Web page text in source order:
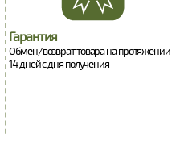
Гарантия
Обмен/возврат товара на протяжении
14 дней с дня получения